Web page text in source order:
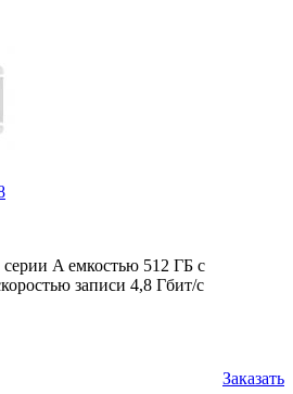
A емкостью 512 ГБ с
записи 4,8 Гбит/с
Заказать